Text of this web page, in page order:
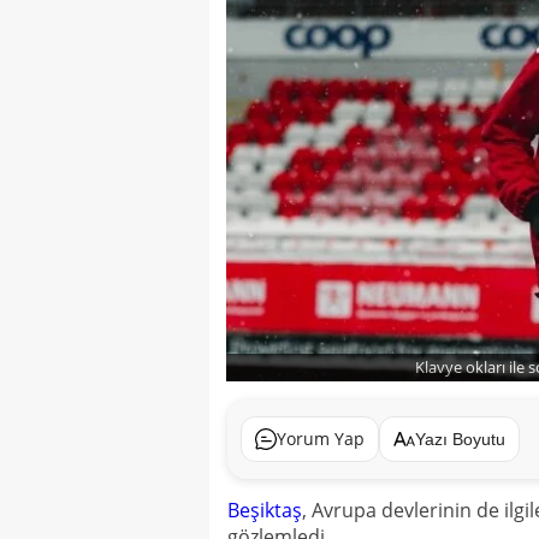
Klavye okları ile
Yorum Yap Yazı Boyutu
Beşiktaş, Avrupa devlerinin de